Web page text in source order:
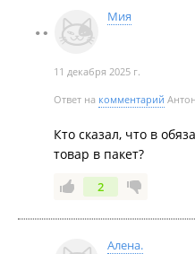
Мия
11 декабря 2025 г.
Ответ на комментарий Антон
Кто сказал, что в
товар в пакет?
2
Алена.